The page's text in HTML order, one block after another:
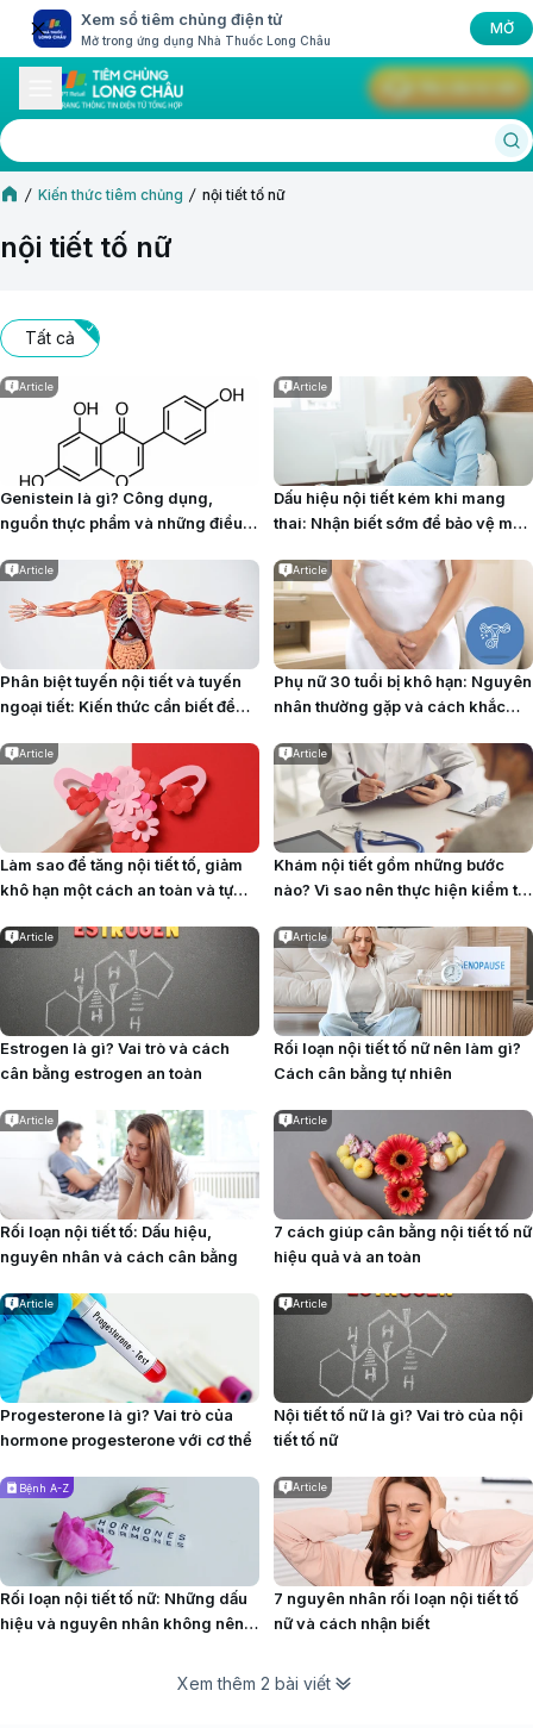
Xem sổ tiêm chủng điện tử
Mở trong ứng dụng Nhà Thuốc Long Châu
MỞ
Kiến thức tiêm chủng nội tiết tố nữ
nội tiết tố nữ
Tất cả
Article
Genistein là gì? Công dụng,
nguồn thực phẩm và những điều
Article
Dấu hiệu nội tiết kém khi mang
thai: Nhận biết sớm để bảo vệ mẹ
Article
Phân biệt tuyến nội tiết và tuyến
ngoại tiết: Kiến thức cần biết để
Article
Phụ nữ 30 tuổi bị khô hạn: Nguyên
nhân thường gặp và cách khắc
Article
Làm sao để tăng nội tiết tố, giảm
khô hạn một cách an toàn và tự
Article
Khám nội tiết gồm những bước
nào? Vì sao nên thực hiện kiểm tra
Article
Estrogen là gì? Vai trò và cách
cân bằng estrogen an toàn
Article
Rối loạn nội tiết tố nữ nên làm gì?
Cách cân bằng tự nhiên
Article
Rối loạn nội tiết tố: Dấu hiệu,
nguyên nhân và cách cân bằng
Article
7 cách giúp cân bằng nội tiết tố nữ
hiệu quả và an toàn
Article
Progesterone là gì? Vai trò của
hormone progesterone với cơ thể
Article
Nội tiết tố nữ là gì? Vai trò của nội
tiết tố nữ
Bệnh A-Z
Rối loạn nội tiết tố nữ: Những dấu
hiệu và nguyên nhân không nên
Article
7 nguyên nhân rối loạn nội tiết tố
nữ và cách nhận biết
Xem thêm 2 bài viết